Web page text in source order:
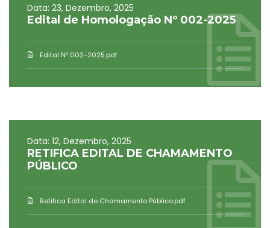
Data: 23, Dezembro, 2025
Edital de Homologação Nº 002-2025
Edital Nº 002-2025.pdf
Data: 12, Dezembro, 2025
RETIFICA EDITAL DE CHAMAMENTO
PÚBLICO
Retifica Edital de Chamamento Público.pdf